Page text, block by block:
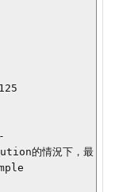
的情況下，最